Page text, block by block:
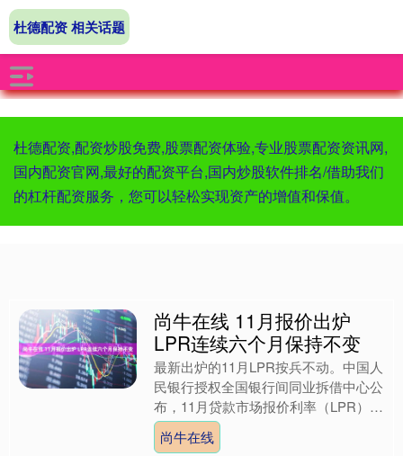
杜德配资,配资炒股免费,股票配资体验,专业股票配资资讯网,
国内配资官网,最好的配资平台,国内炒股软件排名/借助我们
的杠杆配资服务，您可以轻松实现资产的增值和保值。
杜德配资 相关话题
尚牛在线 11月报价出炉
LPR连续六个月保持不变
最新出炉的11月LPR按兵不动。中国人
民银行授权全国银行间同业拆借中心公
布，11月贷款市场报价利率（LPR）报
价为：5年期以上LPR为3.5%，1年期
LPR为3....
尚牛在线